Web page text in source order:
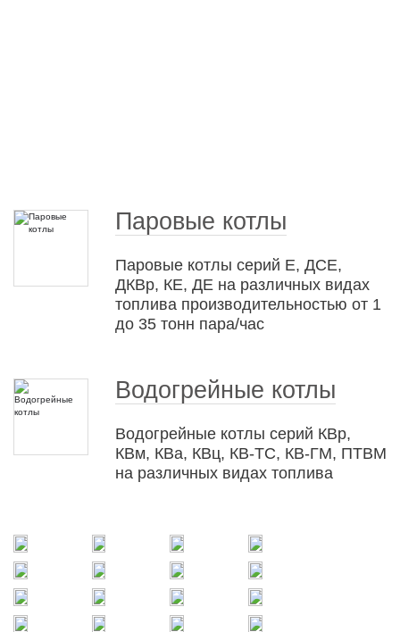
Паровые котлы
Паровые котлы серий Е, ДСЕ,
ДКВр, КЕ, ДЕ на различных видах
топлива производительностью от 1
до 35 тонн пара/час
Водогрейные котлы
Водогрейные котлы серий КВр,
КВм, КВа, КВц, КВ-ТС, КВ-ГМ, ПТВМ
на различных видах топлива